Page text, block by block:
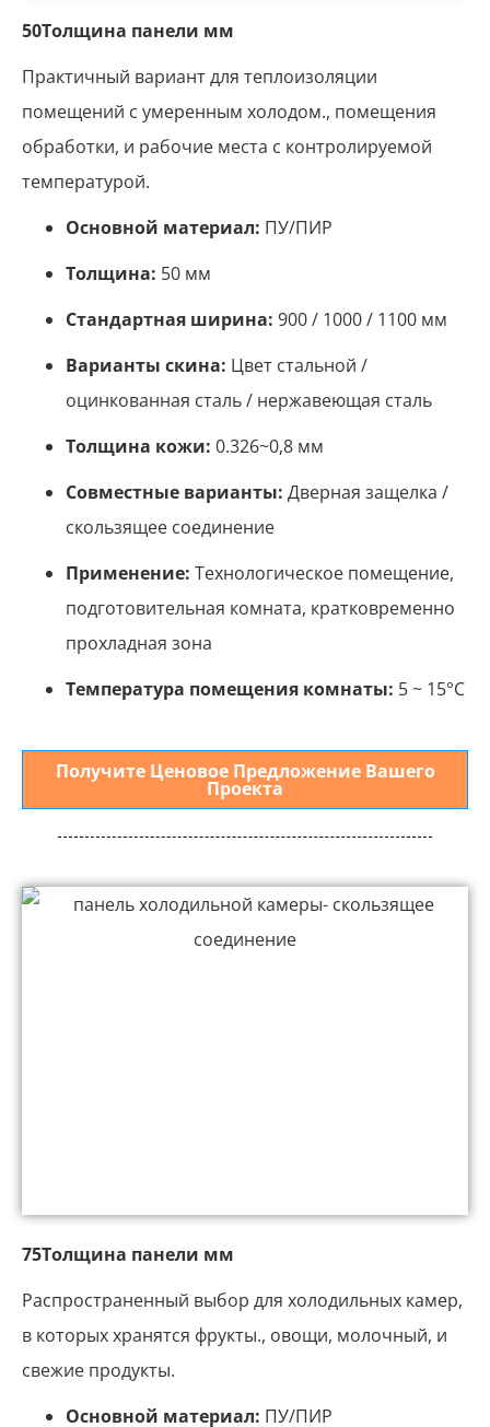
50Толщина панели мм
Практичный вариант для теплоизоляции
помещений с умеренным холодом., помещения
обработки, и рабочие места с контролируемой
температурой.
Основной материал: ПУ/ПИР
Толщина: 50 мм
Стандартная ширина: 900 / 1000 / 1100 мм
Варианты скина: Цвет стальной /
оцинкованная сталь / нержавеющая сталь
Толщина кожи: 0.326~0,8 мм
Совместные варианты: Дверная защелка /
скользящее соединение
Применение: Технологическое помещение,
подготовительная комната, кратковременно
прохладная зона
Температура помещения комнаты: 5 ~ 15°С
Получите Ценовое Предложение Вашего
Проекта
75Толщина панели мм
Распространенный выбор для холодильных камер,
в которых хранятся фрукты., овощи, молочный, и
свежие продукты.
Основной материал: ПУ/ПИР